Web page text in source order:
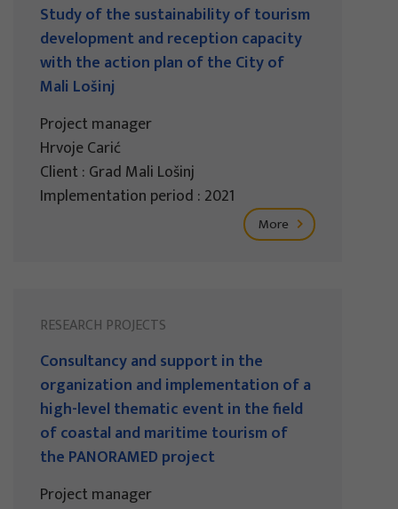
Study of the sustainability of tourism
development and reception capacity
with the action plan of the City of
Mali Lošinj
Project manager
Hrvoje Carić
Client : Grad Mali Lošinj
Implementation period : 2021
More
RESEARCH PROJECTS
Consultancy and support in the
organization and implementation of a
high-level thematic event in the field
of coastal and maritime tourism of
the PANORAMED project
Project manager